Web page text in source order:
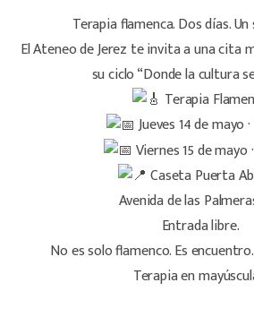
Terapia flamenca. Dos días.
El Ateneo de Jerez te invita a una cita
su ciclo “Donde la cultura
Terapia
Jueves 14 de mayo
Viernes 15 de mayo
Caseta Puerta
Avenida de las
Entrada libre.
No es solo flamenco. Es
Terapia en